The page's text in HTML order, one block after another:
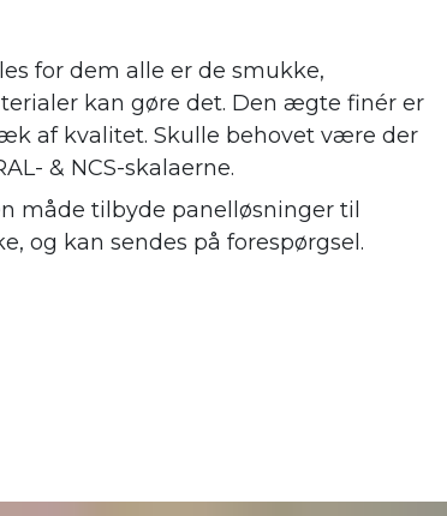
for dem alle er de smukke,
kan gøre det. Den ægte finér er
af kvalitet. Skulle behovet være der
& NCS-skalaerne.
måde tilbyde panelløsninger til
og kan sendes på forespørgsel.